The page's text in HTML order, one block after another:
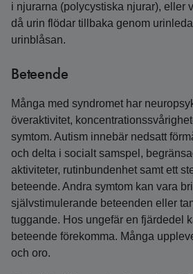
i njurarna (polycystiska njurar), eller
då urin flödar tillbaka genom
urinblåsan.
Beteende
Många med syndromet har
överaktivitet,
symtom. Autism innebär nedsatt
och delta i socialt samspel,
aktiviteter, rutinbundenhet samt ett
beteende. Andra symtom kan vara
självstimulerande beteenden eller
tuggande. Hos ungefär en fjärdedel
beteende förekomma. Många
och oro.